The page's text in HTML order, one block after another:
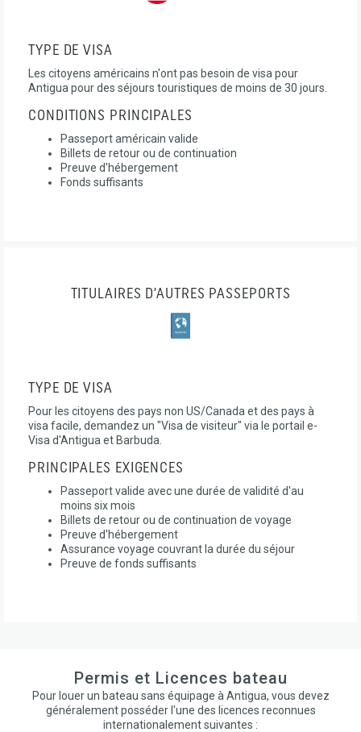
TYPE DE VISA
Les citoyens américains n'ont pas besoin de visa pour
Antigua pour des séjours touristiques de moins de 30 jours.
CONDITIONS PRINCIPALES
Passeport américain valide
Billets de retour ou de continuation
Preuve d'hébergement
Fonds suffisants
TITULAIRES D’AUTRES PASSEPORTS
TYPE DE VISA
Pour les citoyens des pays non US/Canada et des pays à
visa facile, demandez un "Visa de visiteur" via le portail e-
Visa d'Antigua et Barbuda.
PRINCIPALES EXIGENCES
Passeport valide avec une durée de validité d'au
moins six mois
Billets de retour ou de continuation de voyage
Preuve d'hébergement
Assurance voyage couvrant la durée du séjour
Preuve de fonds suffisants
Permis et Licences bateau
Pour louer un bateau sans équipage à Antigua, vous devez
généralement posséder l'une des licences reconnues
internationalement suivantes :